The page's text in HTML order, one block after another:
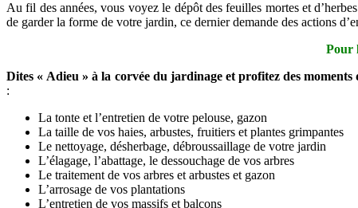
Au fil des années, vous voyez le dépôt des feuilles mortes et
de garder la forme de votre jardin, ce dernier demande des actions
Pour
Dites « Adieu » à la corvée du jardinage et profitez des
:
La tonte et l’entretien de votre pelouse, gazon
La taille de vos haies, arbustes, fruitiers et plantes grimpantes
Le nettoyage, désherbage, débroussaillage de votre jardin
L’élagage, l’abattage, le dessouchage de vos arbres
Le traitement de vos arbres et arbustes et gazon
L’arrosage de vos plantations
L’entretien de vos massifs et balcons